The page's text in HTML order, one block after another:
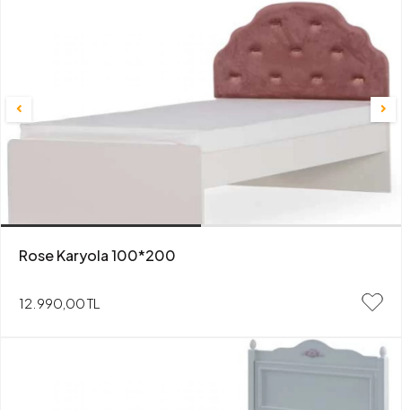
Rose Karyola 100*200
12.990,00 TL